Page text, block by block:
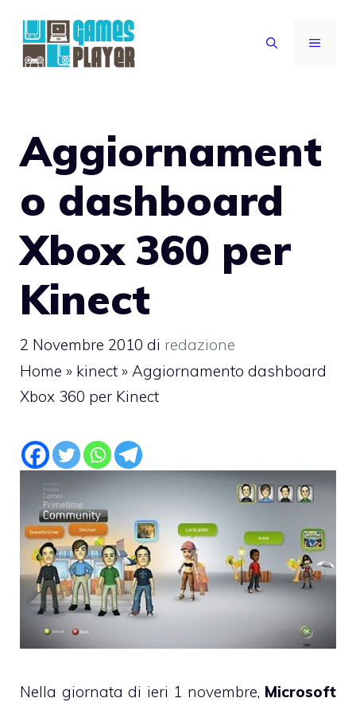
contenuto
MENU
Aggiornament
o dashboard
Xbox 360 per
Kinect
2 Novembre 2010 di redazione
Home » kinect » Aggiornamento dashboard
Xbox 360 per Kinect
Nella giornata di ieri 1 novembre, Microsoft